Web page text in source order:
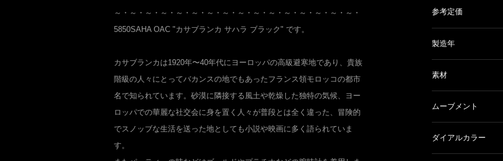
～・～・～・～・～・～・～・～・～・～・～・～・～・～・～・～・
5850SAHA OAC "カサブランカ サハラ ブラック" です。
カサブランカは1920年〜40年代にヨーロッパの高級避寒地であり、貴族
階級の人々にとってバカンスの地でもあったフランス領モロッコの都市
名で知られています。砂漠に隣接する風土や乾燥した独特の気候、ヨー
ロッパでの華麗な社交会に身を置く人々が普段とは全く違った、冒険的
でスノッブな生活を送った地としても小説や映画に多く語られていま
す。
参考定価
製造年
素材
ムーブメント
ダイアルカラー